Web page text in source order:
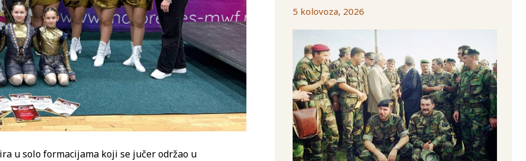
u solo formacijama koji se jučer održao u
5 kolovoza, 2026